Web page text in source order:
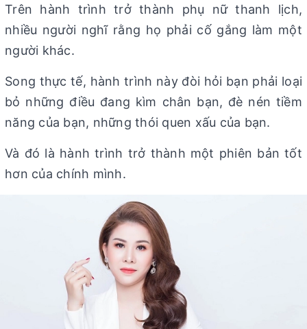
Trên hành trình trở thành phụ nữ thanh lịch,
nhiều người nghĩ rằng họ phải cố gắng làm một
người khác.
Song thực tế, hành trình này đòi hỏi bạn phải loại
bỏ những điều đang kìm chân bạn, đè nén tiềm
năng của bạn, những thói quen xấu của bạn.
Và đó là hành trình trở thành một phiên bản tốt
hơn của chính mình.